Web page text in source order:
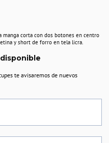
corta con dos botones en centro
y short de forro en tela licra.
te avisaremos de nuevos